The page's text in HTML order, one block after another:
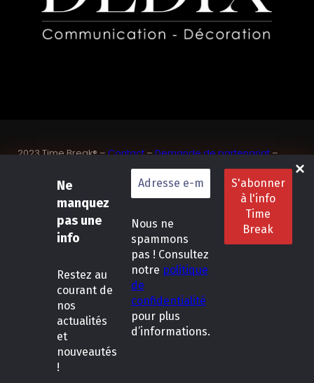
Ne
manquez
pas une
info
Restez au
courant de
nos
actualités
et
nouveautés
!
Nous ne
spammons
pas ! Consultez
notre politique
de
confidentialité
pour plus
d’informations.
2023 Time Break® –Contact–Demande de partenariat–
Sponsoriser un joueur de padel français
SASU Dedix Communication – 87 rue de Mireille – 83 150
Bandol – Var
Politique de confidentialité
Conditions
générales de location
Follow Us :LinkedIn
Instagram